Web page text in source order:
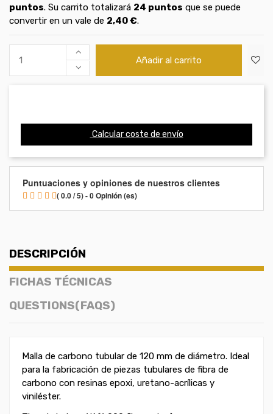
puntos. Su carrito totalizará 24 puntos que se puede
convertir en un vale de 2,40 €.
Añadir al carrito
Calcular coste de envío
Puntuaciones y opiniones de nuestros clientes
( 0.0 / 5) - 0 Opinión (es)
DESCRIPCIÓN
FICHAS TÉCNICAS
QUESTIONS(FAQS)
Malla de carbono tubular de 120 mm de diámetro. Ideal
para la fabricación de piezas tubulares de fibra de
carbono con resinas epoxi, uretano-acrílicas y
viniléster.